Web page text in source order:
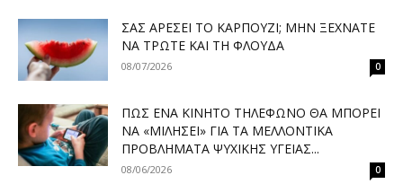
ΣΑΣ ΑΡΈΣΕΙ ΤΟ ΚΑΡΠΟΎΖΙ; ΜΗΝ ΞΕΧΝΆΤΕ
ΝΑ ΤΡΏΤΕ ΚΑΙ ΤΗ ΦΛΟΎΔΑ
08/07/2026 0
ΠΏΣ ΈΝΑ ΚΙΝΗΤΌ ΤΗΛΈΦΩΝΟ ΘΑ ΜΠΟΡΕΊ
ΝΑ «ΜΙΛΉΣΕΙ» ΓΙΑ ΤΑ ΜΕΛΛΟΝΤΙΚΆ
ΠΡΟΒΛΉΜΑΤΑ ΨΥΧΙΚΉΣ ΥΓΕΊΑΣ...
08/06/2026 0